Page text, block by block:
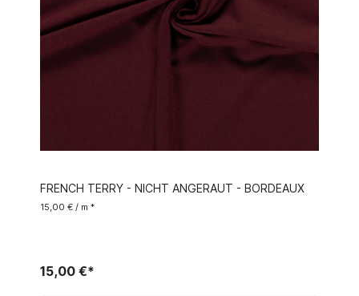
FRENCH TERRY - NICHT ANGERAUT - BORDEAUX
15,00 € / m *
15,00 €*